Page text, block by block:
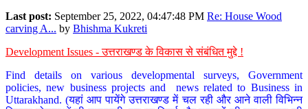
Last post: September 25, 2022, 04:47:48 PM Re: House Wood
carving A... by Bhishma Kukreti
Development Issues - उत्तराखण्ड के विकास से संबंधित मुद्दे !
Find details on various developmental surveys, Government
policies, new business projects and news related to Business in
Uttarakhand. (यहां आप पायेंगे उत्तराखण्ड में चल रही और आने वाली विभिन्न